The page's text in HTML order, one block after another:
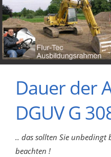
Dauer der
DGUV G
.. das sollten Sie unbedingt
beachten !